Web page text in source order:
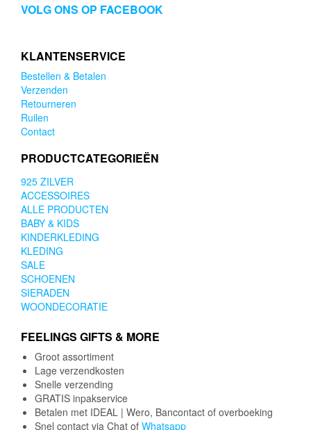
VOLG ONS OP FACEBOOK
KLANTENSERVICE
Bestellen & Betalen
Verzenden
Retourneren
Ruilen
Contact
PRODUCTCATEGORIEËN
925 ZILVER
ACCESSOIRES
ALLE PRODUCTEN
BABY & KIDS
KINDERKLEDING
KLEDING
SALE
SCHOENEN
SIERADEN
WOONDECORATIE
FEELINGS GIFTS & MORE
Groot assortiment
Lage verzendkosten
Snelle verzending
GRATIS inpakservice
Betalen met IDEAL | Wero, Bancontact of overboeking
Snel contact via Chat of Whatsapp